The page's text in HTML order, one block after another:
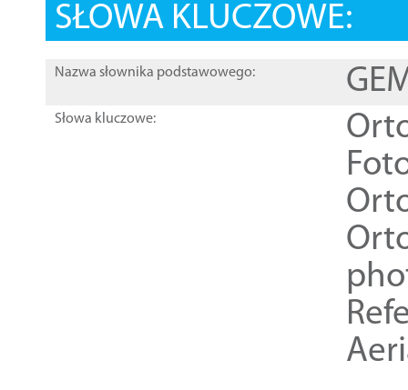
SŁOWA KLUCZOWE:
Nazwa słownika podstawowego:
Słowa kluczowe: